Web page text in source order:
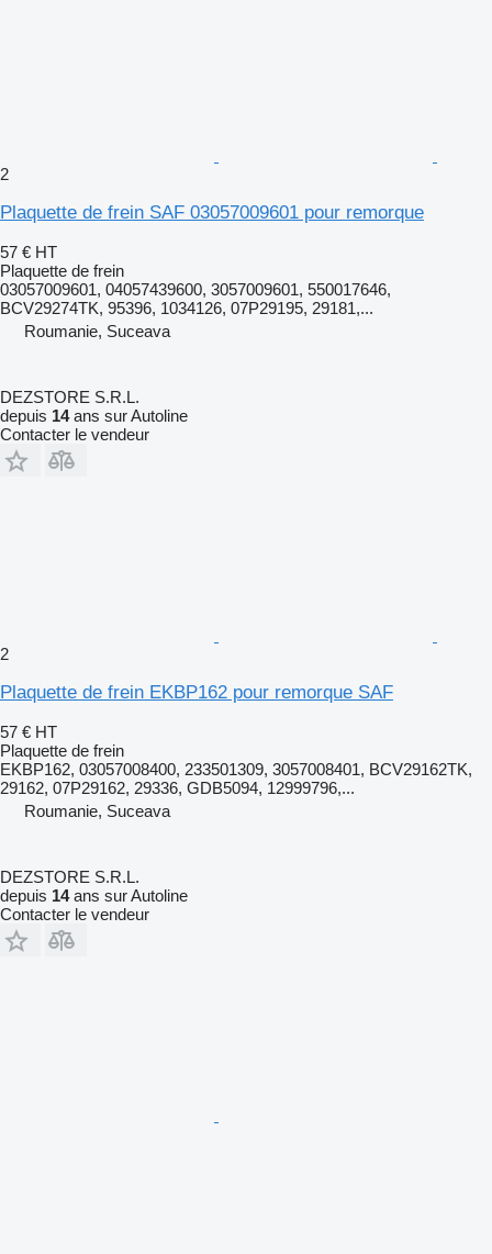
2
Plaquette de frein SAF 03057009601 pour remorque
57 € HT
Plaquette de frein
03057009601, 04057439600, 3057009601, 550017646,
BCV29274TK, 95396, 1034126, 07P29195, 29181,...
Roumanie, Suceava
DEZSTORE S.R.L.
depuis 14ans sur Autoline
Contacter le vendeur
2
Plaquette de frein EKBP162 pour remorque SAF
57 € HT
Plaquette de frein
EKBP162, 03057008400, 233501309, 3057008401, BCV29162TK,
29162, 07P29162, 29336, GDB5094, 12999796,...
Roumanie, Suceava
DEZSTORE S.R.L.
depuis 14ans sur Autoline
Contacter le vendeur